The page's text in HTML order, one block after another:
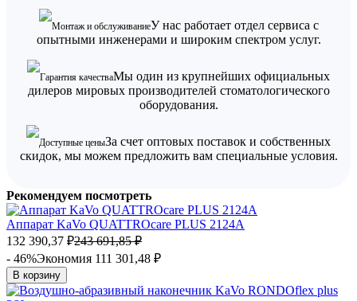
Монтаж и обслуживаниеУ нас работает отдел сервиса с
опытными инженерами и широким спектром услуг.
Гарантия качестваМы один из крупнейших официальных
дилеров мировых производителей стоматологического
оборудования.
Доступные ценыЗа счет оптовых поставок и собственных
скидок, мы можем предложить вам специальные условия.
Рекомендуем посмотреть
Аппарат KaVo QUATTROcare PLUS 2124A
132 390,37 ₽243 691,85 ₽
- 46%Экономия 111 301,48 ₽
В корзину